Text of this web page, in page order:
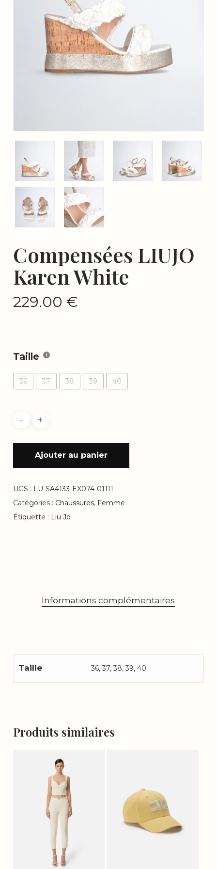
Compensées LIUJO
Karen White
229.00 €
Taille
36 37 38 39 40
Ajouter au panier
UGS : LU-SA4133-EX074-01111
Catégories : Chaussures, Femme
Étiquette : Liu Jo
Informations complémentaires
Taille 36, 37, 38, 39, 40
Produits similaires